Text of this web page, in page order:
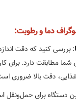
دما و رطوبت:
: بررسی کنید که دقت
شما مطابقت دارد. برای
دقت بالا ضروری
دستگاه برای حمل‌ونقل